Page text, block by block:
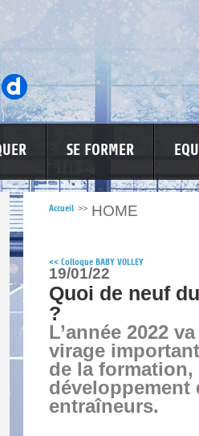
SE FORMER
MA PETITE SPONSO
Accueil >> HOME
<< Colloque BABY VOLLEY
19/01/22
Quoi de neuf
?
L’année 2022
virage
de la
développement
entraîneurs.